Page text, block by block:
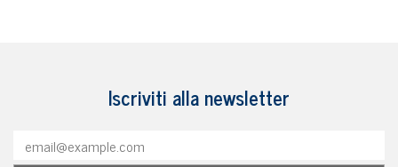
Iscriviti alla newsletter